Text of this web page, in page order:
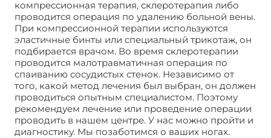
компрессионная терапия, склеротерапия либо
проводится операция по удалению больной вены.
При компрессионной терапии используются
эластичные бинты или специальный трикотаж, он
подбирается врачом. Во время склеротерапии
проводится малотравматичная операция по
спаиванию сосудистых стенок. Независимо от
того, какой метод лечения был выбран, он должен
проводиться опытным специалистом. Поэтому
рекомендуем лечение или проведение операции
проводить в нашем центре. У нас можно пройти и
диагностику. Мы позаботимся о ваших ногах.